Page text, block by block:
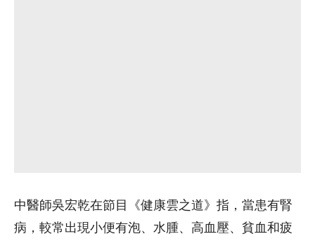
中醫師吳宏乾在節目《健康雲之道》指，當患有腎
病，較常出現小便有泡、水腫、高血壓、貧血和疲